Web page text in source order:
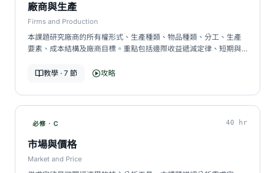
廠商與生產
Firms and Production
本課題研究廠商的所有權形式、生產種類、物品種類、分工、生產
要素、成本結構及廠商目標。重點包括邊際收益遞減定律、短期與
教學 · 7 節
攻略
必修 · C 40 hr
市場與價格
Market and Price